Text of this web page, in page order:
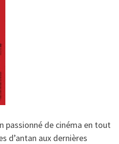
passionné de cinéma en tout
d’antan aux dernières